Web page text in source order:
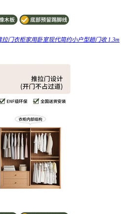
门衣柜家用卧室现代简约小户型趟门收 1.3m